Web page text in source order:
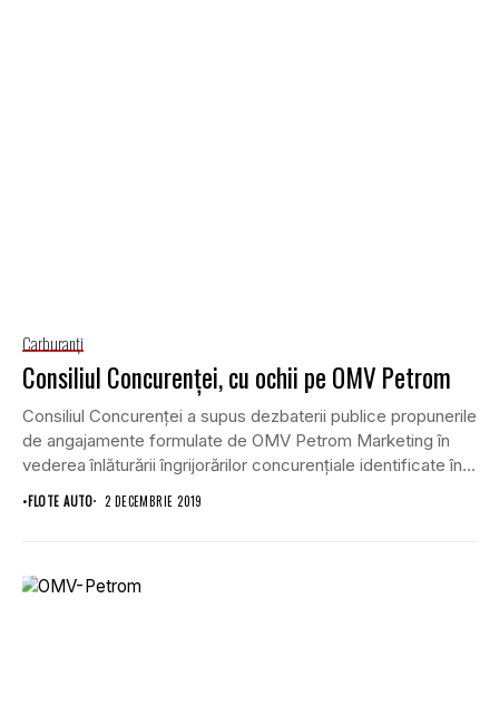
Carburanţi
Consiliul Concurenţei, cu ochii pe OMV Petrom
Consiliul Concurenţei a supus dezbaterii publice propunerile
de angajamente formulate de OMV Petrom Marketing în
vederea înlăturării îngrijorărilor concurenţiale identificate în
•FLOTE AUTO 2 DECEMBRIE 2019